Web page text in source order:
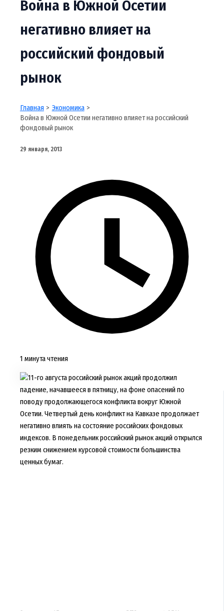
Война в Южной Осетии
негативно влияет на
российский фондовый
рынок
Главная
Экономика
Война в Южной Осетии негативно влияет на российский
фондовый рынок
29 января, 2013
1 минута чтения
11-го августа российский рынок акций продолжил
падение, начавшееся в пятницу, на фоне опасений по
поводу продолжающегося конфликта вокруг Южной
Осетии. Четвертый день конфликт на Кавказе продолжает
негативно влиять на состояние российских фондовых
индексов. В понедельник российский рынок акций открылся
резким снижением курсовой стоимости большинства
ценных бумаг.